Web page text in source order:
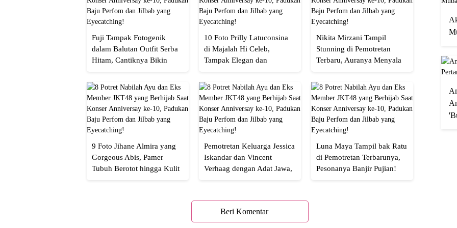
Fuji Tampak Fotogenik
dalam Balutan Outfit Serba
Hitam, Cantiknya Bikin
10 Foto Prilly Latuconsina
di Majalah Hi Celeb,
Tampak Elegan dan
Nikita Mirzani Tampil
Stunning di Pemotretan
Terbaru, Auranya Menyala
9 Foto Jihane Almira yang
Gorgeous Abis, Pamer
Tubuh Berotot hingga Kulit
Pemotretan Keluarga Jessica
Iskandar dan Vincent
Verhaag dengan Adat Jawa,
Luna Maya Tampil bak Ratu
di Pemotretan Terbarunya,
Pesonanya Banjir Pujian!
Beri Komentar